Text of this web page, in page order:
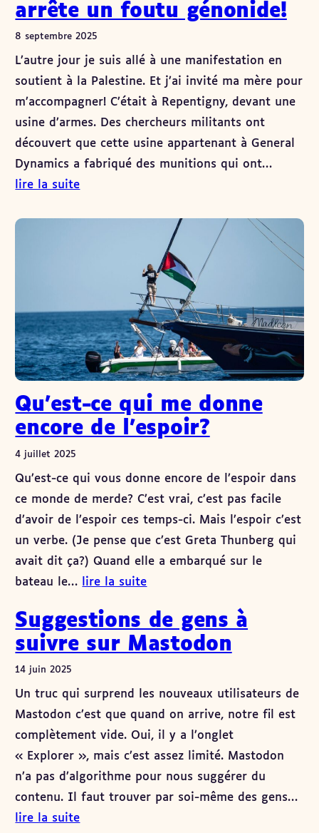
arrête un foutu génonide!
8 septembre 2025
L’autre jour je suis allé à une manifestation en
soutient à la Palestine. Et j’ai invité ma mère pour
m’accompagner! C’était à Repentigny, devant une
usine d’armes. Des chercheurs militants ont
découvert que cette usine appartenant à General
Dynamics a fabriqué des munitions qui ont…
lire la suite
Qu’est-ce qui me donne
encore de l’espoir?
4 juillet 2025
Qu’est-ce qui vous donne encore de l’espoir dans
ce monde de merde? C’est vrai, c’est pas facile
d’avoir de l’espoir ces temps-ci. Mais l’espoir c’est
un verbe. (Je pense que c’est Greta Thunberg qui
avait dit ça?) Quand elle a embarqué sur le
bateau le…
lire la suite
Suggestions de gens à
suivre sur Mastodon
14 juin 2025
Un truc qui surprend les nouveaux utilisateurs de
Mastodon c’est que quand on arrive, notre fil est
complètement vide. Oui, il y a l’onglet
« Explorer », mais c’est assez limité. Mastodon
n’a pas d’algorithme pour nous suggérer du
contenu. Il faut trouver par soi-même des gens…
lire la suite